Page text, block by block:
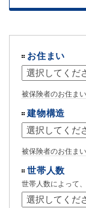
お住まい
被保険者のお住ま
建物構造
被保険者のお住ま
世帯人数
世帯人数によって